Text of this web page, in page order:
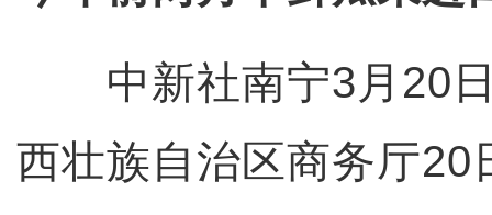
中新社南宁3月20日
西壮族自治区商务厅20